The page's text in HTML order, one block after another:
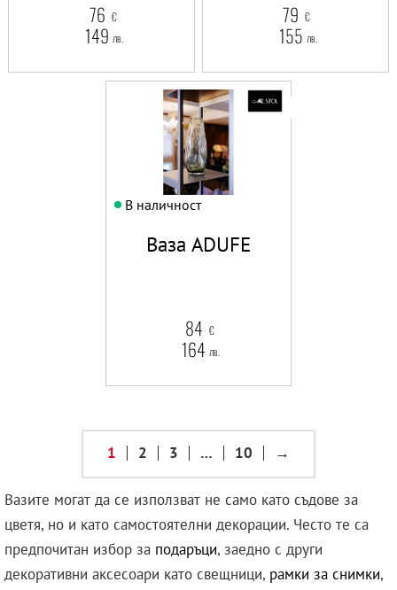
76 €
149 лв.
79 €
155 лв.
Ваза ADUFE
84 €
164 лв.
В наличност
1 2 3 … 10 →
Вазите могат да се използват не само като съдове за
цветя, но и като самостоятелни декорации. Често те са
предпочитан избор за подаръци, заедно с други
декоративни аксесоари като свещници, рамки за снимки,